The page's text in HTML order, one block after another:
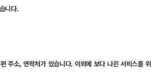
니다.
주소, 연락처가 있습니다. 이외에 보다 나은 서비스를 위